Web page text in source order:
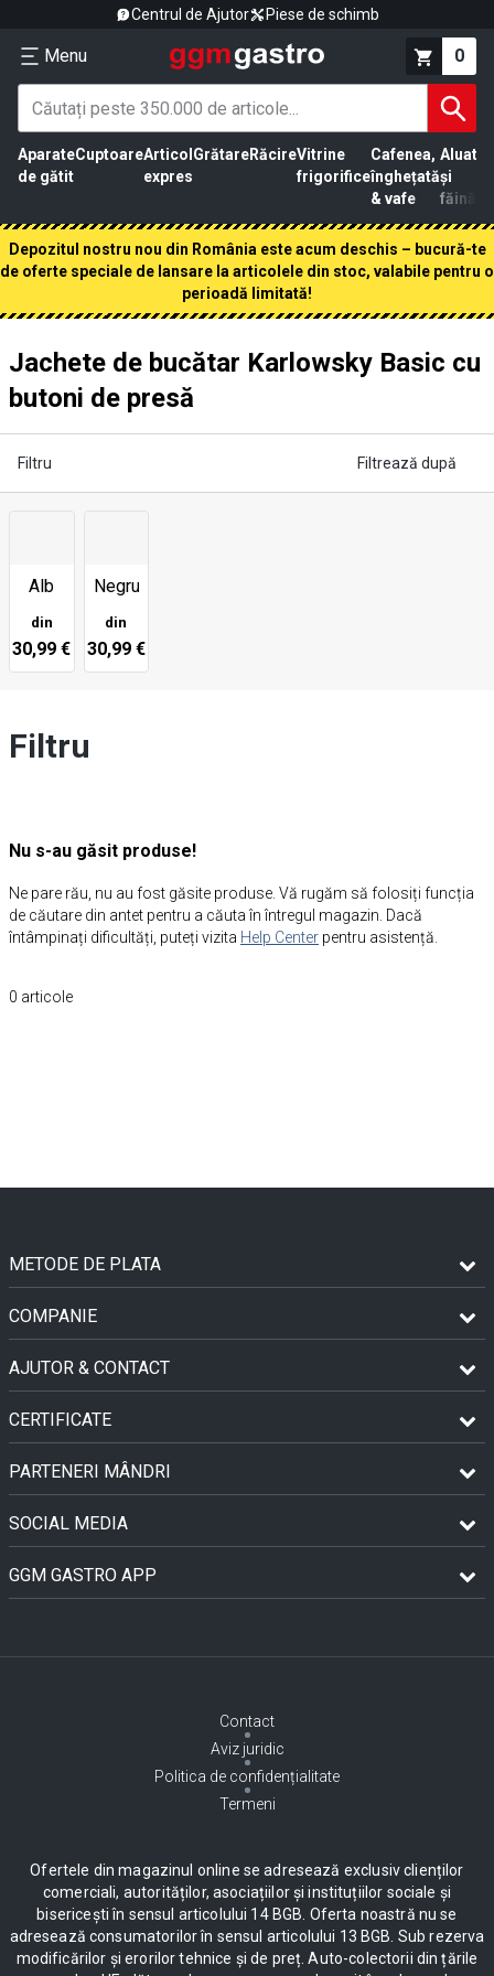
Centrul de Ajutor Piese de schimb
Menu 0
Aparate
de gătit
CuptoareArticol
expres
GrătareRăcireVitrine
frigorifice
Cafenea,
înghețată
& vafe
Aluat
și
făină
Depozitul nostru nou din România este acum deschis – bucură-te
de oferte speciale de lansare la articolele din stoc, valabile pentru o
perioadă limitată!
Jachete de bucătar Karlowsky Basic cu
butoni de presă
Filtru Filtrează după
Alb
din
30,99 €
Negru
din
30,99 €
Filtru
Nu s-au găsit produse!
Ne pare rău, nu au fost găsite produse. Vă rugăm să folosiți funcția
de căutare din antet pentru a căuta în întregul magazin. Dacă
întâmpinați dificultăți, puteți vizita Help Center pentru asistență.
0 articole
METODE DE PLATA
COMPANIE
AJUTOR & CONTACT
CERTIFICATE
PARTENERI MÂNDRI
SOCIAL MEDIA
GGM GASTRO APP
Contact
Aviz juridic
Politica de confidențialitate
Termeni
Ofertele din magazinul online se adresează exclusiv clienților
comerciali, autorităților, asociațiilor și instituțiilor sociale și
bisericești în sensul articolului 14 BGB. Oferta noastră nu se
adresează consumatorilor în sensul articolului 13 BGB. Sub rezerva
modificărilor și erorilor tehnice și de preț. Auto-colectorii din țările